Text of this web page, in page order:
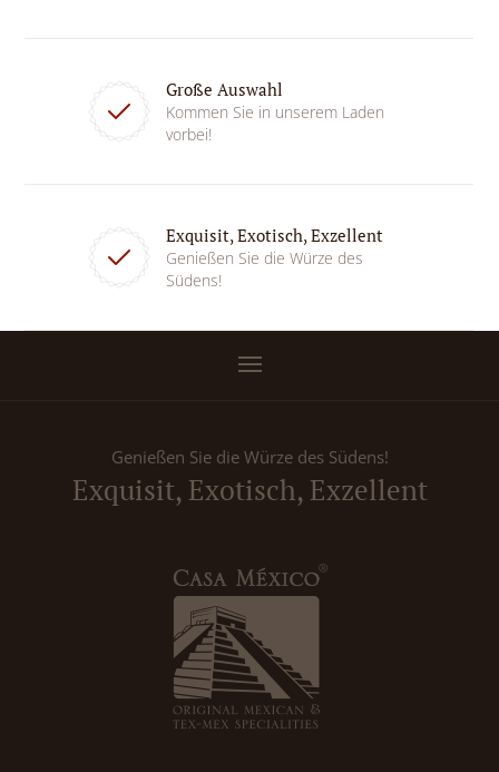
Große Auswahl
Kommen Sie in unserem Laden
vorbei!
Exquisit, Exotisch, Exzellent
Genießen Sie die Würze des
Südens!
Genießen Sie die Würze des Südens!
Exquisit, Exotisch, Exzellent